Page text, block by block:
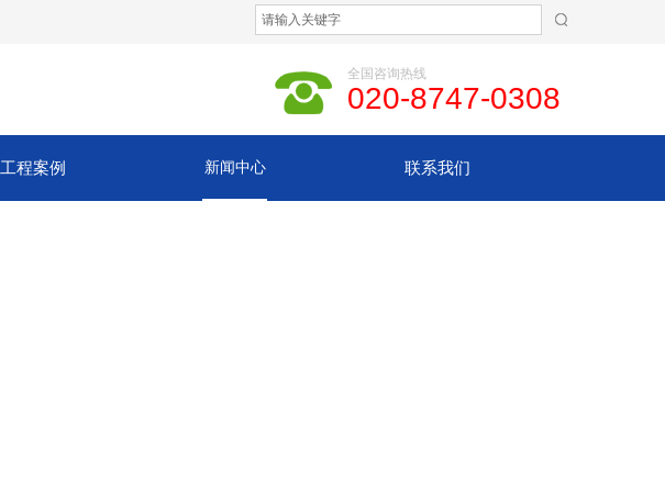
全国咨询热线
020-8747-0308
工程案例 新闻中心 联系我们